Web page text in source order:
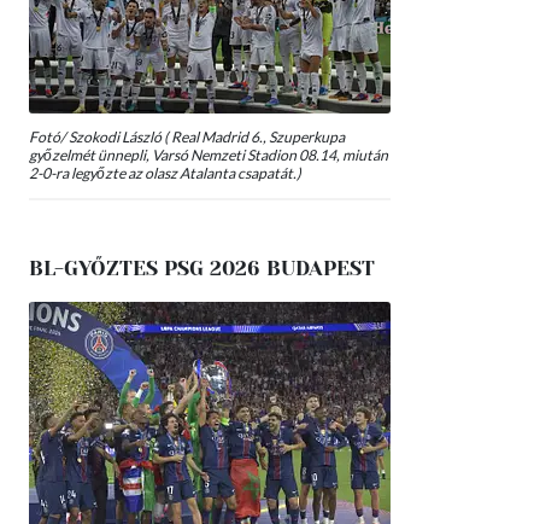
Fotó/ Szokodi László ( Real Madrid 6., Szuperkupa
győzelmét ünnepli, Varsó Nemzeti Stadion 08.14, miután
2-0-ra legyőzte az olasz Atalanta csapatát.)
BL-GYŐZTES PSG 2026 BUDAPEST